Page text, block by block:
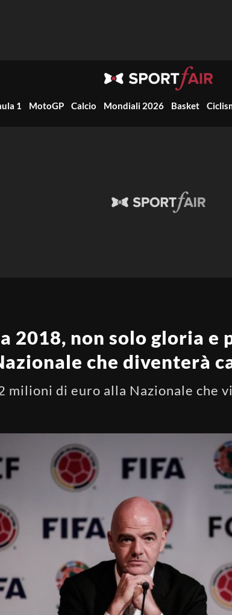
1 MotoGP Calcio Mondiali 2026 Basket
2018, non solo gloria e
che diventerà
milioni di euro alla Nazionale che